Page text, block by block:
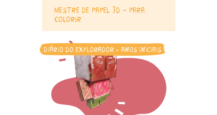
mestre de papel 3d – para
colorir
diário do explorador - anos iniciais